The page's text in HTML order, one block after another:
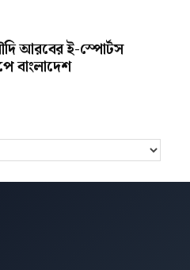
আরবের ই-স্পোর্টস
বাংলাদেশ